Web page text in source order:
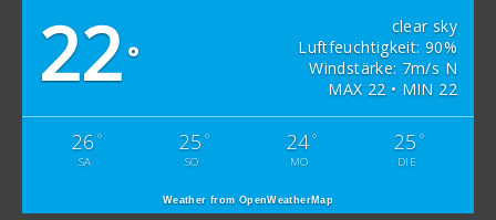
22°
clear sky
Luftfeuchtigkeit: 90%
Windstärke: 7m/s N
MAX 22 • MIN 22
26 °
SA
25 °
SO
24°
MO
25 °
DIE
Weather from OpenWeatherMap